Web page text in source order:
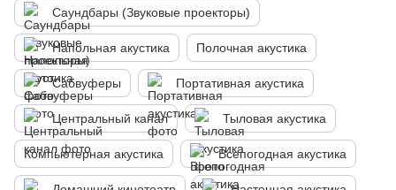
Саундбары (Звуковые проекторы)
Напольная акустика Полочная акустика
Сабвуферы Портативная акустика
Центральный канал Тыловая акустика
Компьютерная акустика Всепогодная акустика